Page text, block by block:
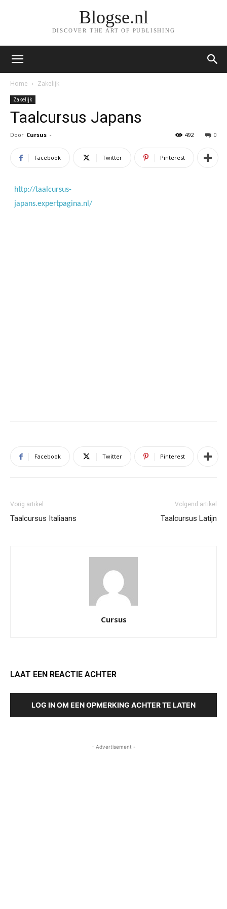
Blogse.nl
DISCOVER THE ART OF PUBLISHING
Home Zakelijk
Zakelijk
Taalcursus Japans
Door Cursus - 0
492
Facebook Twitter Pinterest
http://taalcursus-
japans.expertpagina.nl/
Facebook Twitter Pinterest
Vorig artikel
Taalcursus Italiaans
Volgend artikel
Taalcursus Latijn
Cursus
LAAT EEN REACTIE ACHTER
LOG IN OM EEN OPMERKING ACHTER TE LATEN
- Advertisement -